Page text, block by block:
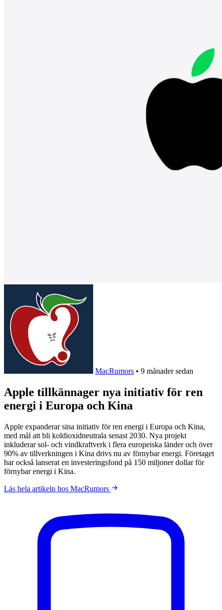
MacRumors • 9 månader sedan
Apple tillkännager nya initiativ för ren
energi i Europa och Kina
Apple expanderar sina initiativ för ren energi i Europa och Kina,
med mål att bli koldioxidneutrala senast 2030. Nya projekt
inkluderar sol- och vindkraftverk i flera europeiska länder och över
90% av tillverkningen i Kina drivs nu av förnybar energi. Företaget
har också lanserat en investeringsfond på 150 miljoner dollar för
förnybar energi i Kina.
Läs hela artikeln hos MacRumors